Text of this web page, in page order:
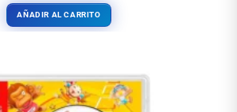
AÑADIR AL CARRITO